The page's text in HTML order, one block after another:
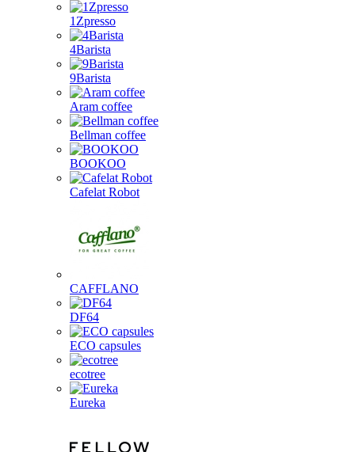
1Zpresso
4Barista
9Barista
Aram coffee
Bellman coffee
BOOKOO
Cafelat Robot
CAFFLANO
DF64
ECO capsules
ecotree
Eureka